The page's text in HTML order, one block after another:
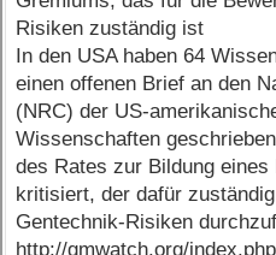
Risiken zuständig ist
In den USA haben 64
einen offenen Brief an den
(NRC) der US-
Wissenschaften
des Rates zur Bildung
kritisiert, der dafür
Gentechnik-Risiken
http://gmwatch.org/